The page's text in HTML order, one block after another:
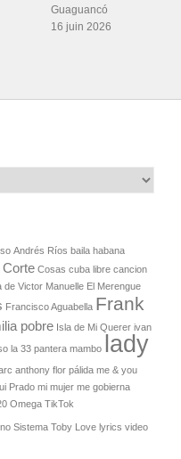
Guaguancó
16 juin 2026
Andrés Ríos baila habana
Corte Cosas cuba libre cancion
de Victor Manuelle El Merengue
Francisco Aguabella Frank
pobre Isla de Mi Querer ivan
la 33 pantera mambo
lady
anthony flor pálida me & you
Prado mi mujer me gobierna
Omega TikTok
Sistema Toby Love lyrics video